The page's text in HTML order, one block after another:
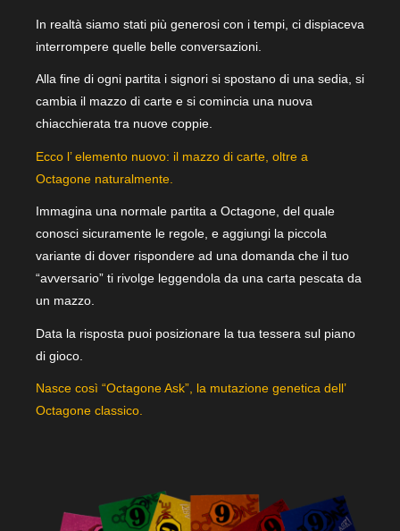
In realtà siamo stati più generosi con i tempi, ci dispiaceva
interrompere quelle belle conversazioni.
Alla fine di ogni partita i signori si spostano di una sedia, si
cambia il mazzo di carte e si comincia una nuova
chiacchierata tra nuove coppie.
Ecco l’ elemento nuovo: il mazzo di carte, oltre a
Octagone naturalmente.
Immagina una normale partita a Octagone, del quale
conosci sicuramente le regole, e aggiungi la piccola
variante di dover rispondere ad una domanda che il tuo
“avversario” ti rivolge leggendola da una carta pescata da
un mazzo.
Data la risposta puoi posizionare la tua tessera sul piano
di gioco.
Nasce così “Octagone Ask”, la mutazione genetica dell’
Octagone classico.